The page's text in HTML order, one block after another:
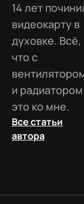
14 лет
видеокарту в
духовке. Всё,
что с
и
это ко мне.
Все статьи
автора